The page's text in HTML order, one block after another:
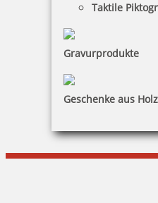
Taktile
Gravurprodukte
Geschenke aus Holz
KONTAKT
DILDEY Büromaschinen -
Frank Dildey
09355 / 1506